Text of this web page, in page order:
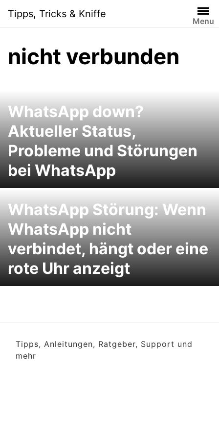
content
Tipps, Tricks & Kniffe
Menu
nicht verbunden
WhatsApp down?
Aktueller Status,
Probleme und Störungen
bei WhatsApp
WhatsApp Störung: Wenn
WhatsApp nicht
verbindet, hängt oder eine
rote Uhr anzeigt
Tipps, Anleitungen, Ratgeber, Support und
mehr